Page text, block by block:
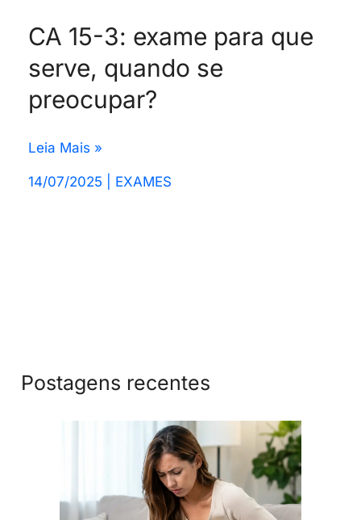
CA 15-3: exame para que
serve, quando se
preocupar?
Leia Mais »
14/07/2025 EXAMES
Postagens recentes